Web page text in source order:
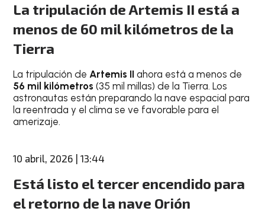
La tripulación de Artemis II está a
menos de 60 mil kilómetros de la
Tierra
La tripulación de Artemis II ahora está a menos de
56 mil kilómetros (35 mil millas) de la Tierra. Los
astronautas están preparando la nave espacial para
la reentrada y el clima se ve favorable para el
amerizaje.
10 abril, 2026 | 13:44
Está listo el tercer encendido para
el retorno de la nave Orión